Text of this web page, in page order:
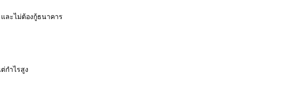
ละไม่ต้องกู้ธนาคาร
กำไรสูง